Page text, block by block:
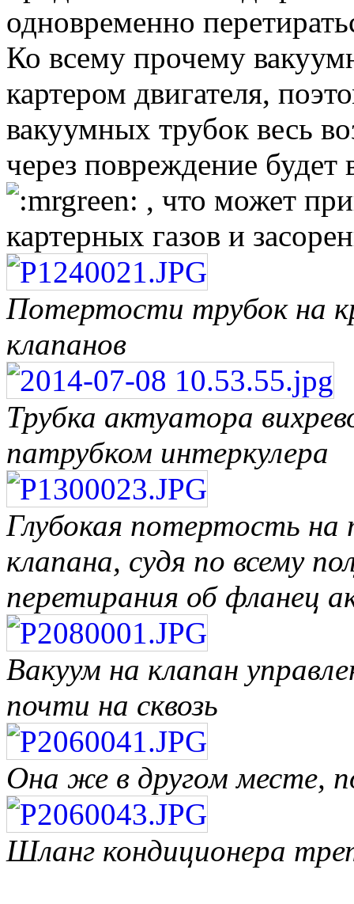
одновременно
Ко всему прочему
картером двигателя,
вакуумных трубок весь
через повреждение будет
, что может
картерных газов и
Потертости трубок на
клапанов
Трубка актуатора
патрубком интеркулера
Глубокая потертость на
клапана, судя по всему
перетирания об фланец
Вакуум на клапан
почти на сквозь
Она же в другом месте,
Шланг кондиционера